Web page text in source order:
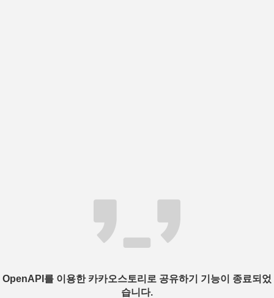
OpenAPI를 이용한 카카오스토리로 공유하기 기능이 종료되었
습니다.